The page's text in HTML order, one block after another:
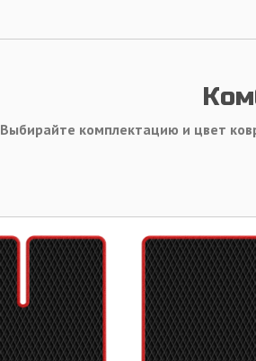
Выбирайте комплектацию и цвет